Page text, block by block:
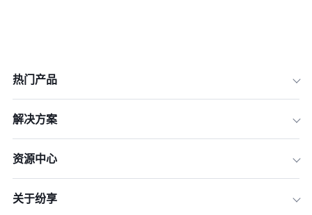
热门产品
解决方案
资源中心
关于纷享